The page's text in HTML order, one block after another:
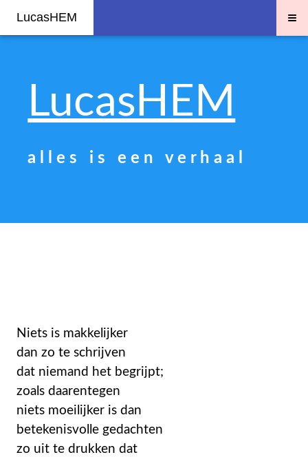
≡
LucasHEM
LucasHEM
a l l e s i s e e n v e r h a a l
Niets is makkelijker
dan zo te schrijven
dat niemand het begrijpt;
zoals daarentegen
niets moeilijker is dan
betekenisvolle gedachten
zo uit te drukken dat